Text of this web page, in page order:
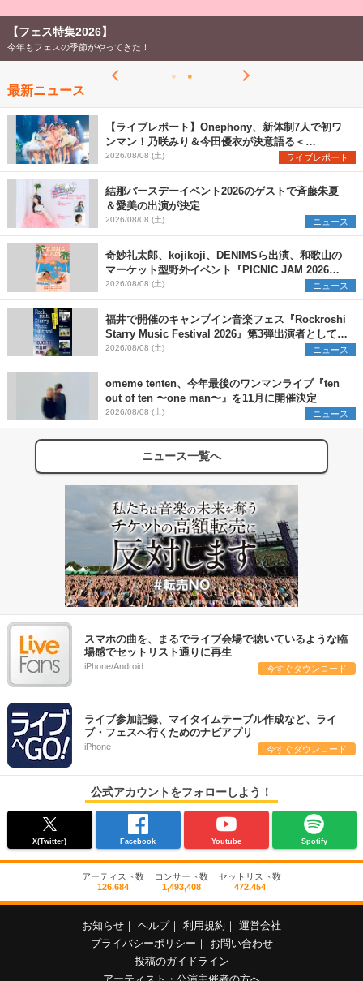
【ライブ動員ランキング 2026年上半期】
LiveFans調べのオリジナルランキング！
最新ニュース
【ライブレポート】Onephony、新体制7人で初ワ
ンマン！乃咲みり＆今田優衣が決意語る＜
Onephony新体制1st Oneman Live はじまりの夏
＞
2026/08/08 (土) ライブレポート
結那バースデーイベント2026のゲストで斉藤朱夏
＆愛美の出演が決定
2026/08/08 (土) ニュース
奇妙礼太郎、kojikoji、DENIMSら出演、和歌山の
マーケット型野外イベント『PICNIC JAM 2026』
早割チケット発売開始
2026/08/08 (土) ニュース
福井で開催のキャンプイン音楽フェス『Rockroshi
Starry Music Festival 2026』第3弾出演者として
SCOOBIE DO、かりゆし58、Reiを発表
2026/08/08 (土) ニュース
omeme tenten、今年最後のワンマンライブ『ten
out of ten 〜one man〜』を11月に開催決定
2026/08/08 (土) ニュース
ニュース一覧へ
スマホの曲を、まるでライブ会場で聴いているような臨
場感でセットリスト通りに再生
iPhone/Android 今すぐダウンロード
ライブ参加記録、マイタイムテーブル作成など、ライ
ブ・フェスへ行くためのナビアプリ
iPhone 今すぐダウンロード
公式アカウントをフォローしよう！
X(Twitter) Facebook Youtube Spotify
アーティスト数
126,684
コンサート数
1,493,408
セットリスト数
472,454
お知らせ ヘルプ 利用規約
運営会社
プライバシーポリシー
お問い合わせ
投稿のガイドライン